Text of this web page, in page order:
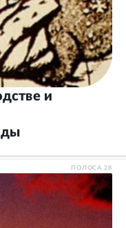
и
ПОЛОСА28